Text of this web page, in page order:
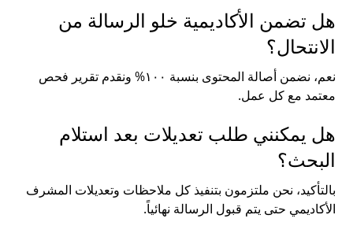
هل تضمن الأكاديمية خلو الرسالة من
الانتحال؟
نعم، نضمن أصالة المحتوى بنسبة ١٠٠% ونقدم تقرير فحص
معتمد مع كل عمل.
هل يمكنني طلب تعديلات بعد استلام
البحث؟
بالتأكيد، نحن ملتزمون بتنفيذ كل ملاحظات وتعديلات المشرف
الأكاديمي حتى يتم قبول الرسالة نهائياً.